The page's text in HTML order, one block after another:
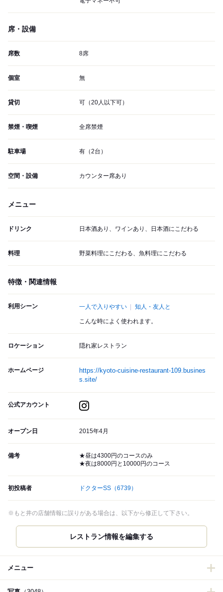
席・設備
席数 8席
個室 無
貸切 可（20人以下可）
禁煙・喫煙 全席禁煙
駐車場 有（2台）
空間・設備 カウンター席あり
メニュー
ドリンク 日本酒あり、ワインあり、日本酒にこだわる
料理 野菜料理にこだわる、魚料理にこだわる
特徴・関連情報
利用シーン 一人で入りやすい 知人・友人と
こんな時によく使われます。
ロケーション 隠れ家レストラン
ホームページ
https://kyoto-cuisine-restaurant-109.busines
s.site/
公式アカウント
オープン日 2015年4月
備考
★昼は4300円のコースのみ
★夜は8000円と10000円のコース
初投稿者 ドクターSS （6739）
※もと井の店舗情報に誤りがある場合は、以下から修正して下さい。
メニュー